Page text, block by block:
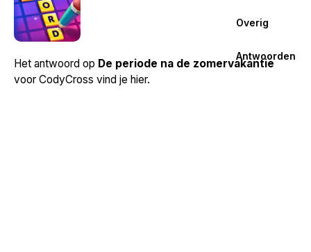
Overig
Antwoorden
Het antwoord op De periode na de zomervakantie
voor CodyCross vind je hier.